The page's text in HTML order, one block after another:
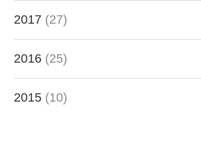
2017 (27)
2016 (25)
2015 (10)